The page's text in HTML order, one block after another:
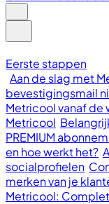
Eerste stappen
Aan de slag met
bevestigingsmail
Metricool vanaf de
Metricool
PREMIUM
en hoe werkt het?
socialprofielen
merken van je
Metricool: